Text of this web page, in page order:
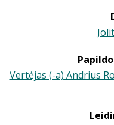
Vertėjas (-a) Andrius